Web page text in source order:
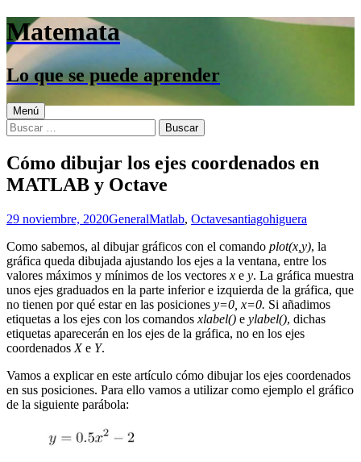
Saltar
al
contenido
Matemata
Lo que se puede aprender
Menú
Buscar:
Cómo dibujar los ejes coordenados en
MATLAB y Octave
29 noviembre, 2020GeneralMatlab, Octavesantiagohiguera
Como sabemos, al dibujar gráficos con el comando plot(x,y), la
gráfica queda dibujada ajustando los ejes a la ventana, entre los
valores máximos y mínimos de los vectores x e y. La gráfica muestra
unos ejes graduados en la parte inferior e izquierda de la gráfica, que
no tienen por qué estar en las posiciones y=0, x=0. Si añadimos
etiquetas a los ejes con los comandos xlabel() e ylabel(), dichas
etiquetas aparecerán en los ejes de la gráfica, no en los ejes
coordenados Xe Y.
Vamos a explicar en este artículo cómo dibujar los ejes coordenados
en sus posiciones. Para ello vamos a utilizar como ejemplo el gráfico
de la siguiente parábola: